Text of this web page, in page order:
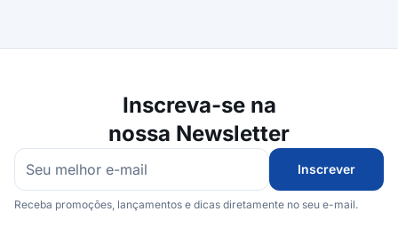
Inscreva-se na
nossa Newsletter
Inscrever
Receba promoções, lançamentos e dicas diretamente no seu e-mail.